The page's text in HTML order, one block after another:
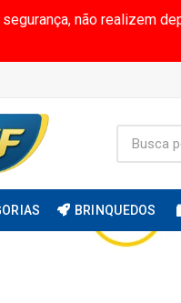
segurança, não realizem
BRINQUEDOS